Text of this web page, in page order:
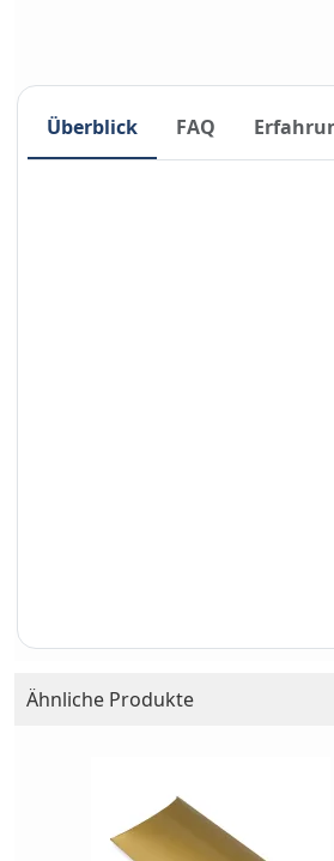
Überblick FAQ
Ähnliche Produkte